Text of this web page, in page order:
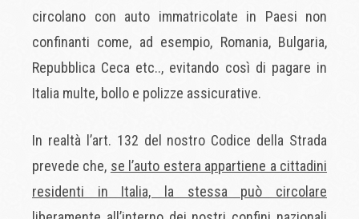
circolano con auto immatricolate in Paesi non
confinanti come, ad esempio, Romania, Bulgaria,
Repubblica Ceca etc.., evitando così di pagare in
Italia multe, bollo e polizze assicurative.
In realtà l’art. 132 del nostro Codice della Strada
prevede che, se l’auto estera appartiene a cittadini
residenti in Italia, la stessa può circolare